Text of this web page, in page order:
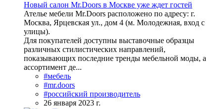
Новый салон Mr.Doors в Москве уже ждет гостей
Ателье мебели Mr.Doors расположено по адресу: г.
Москва, Ярцевская ул., дом 4 (м. Молодежная, вход с
улицы).
Для покупателей доступны выставочные образцы
различных стилистических направлений,
показывающих последние тренды мебельной моды, а
ассортимент де...
#мебель
#mr.doors
#российский производитель
26 января 2023 г.